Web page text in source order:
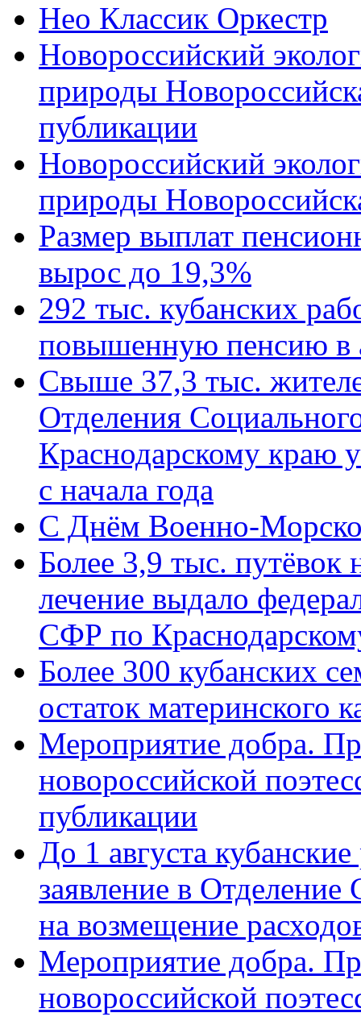
Нео Классик Оркестр
Новороссийский
природы
публикации
Новороссийский
природы
Размер выплат
вырос до 19,3%
292 тыс. кубанских
повышенную пенсию в
Свыше 37,3 тыс.
Отделения
Краснодарскому краю
с начала года
C Днём Военно-
Более 3,9 тыс. путёвок
лечение выдало
СФР по
Более 300 кубанских
остаток материнского
Мероприятие добра.
новороссийской
публикации
До 1 августа
заявление в
на возмещение
Мероприятие добра.
новороссийской